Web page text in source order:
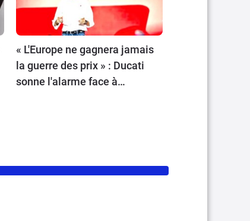
« L'Europe ne gagnera jamais
la guerre des prix » : Ducati
sonne l'alarme face à